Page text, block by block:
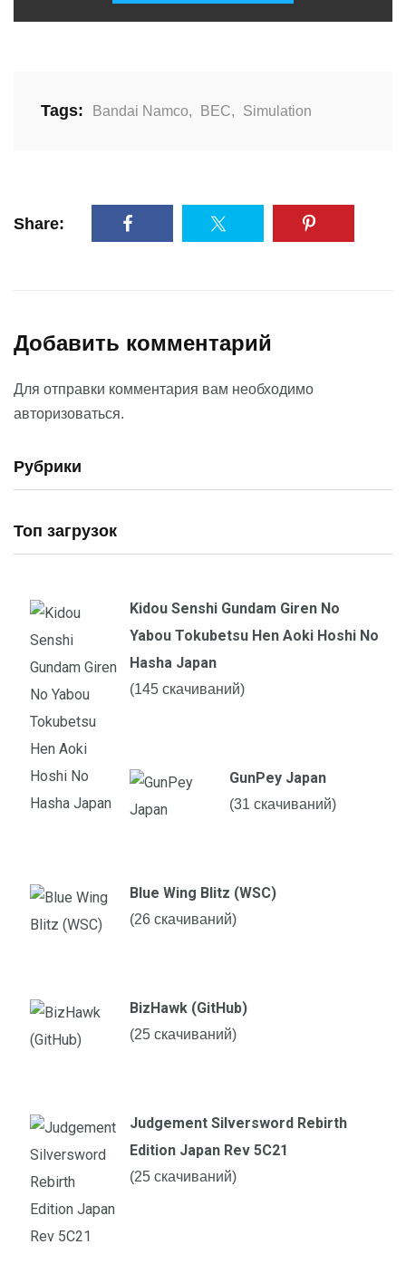
Tags: Bandai Namco, BEC, Simulation
Share:
Добавить комментарий
Для отправки комментария вам необходимо
авторизоваться.
Рубрики
Топ загрузок
Kidou Senshi Gundam Giren No
Yabou Tokubetsu Hen Aoki Hoshi No
Hasha Japan
(145 скачиваний)
GunPey Japan
(31 скачиваний)
Blue Wing Blitz (WSC)
(26 скачиваний)
BizHawk (GitHub)
(25 скачиваний)
Judgement Silversword Rebirth
Edition Japan Rev 5C21
(25 скачиваний)